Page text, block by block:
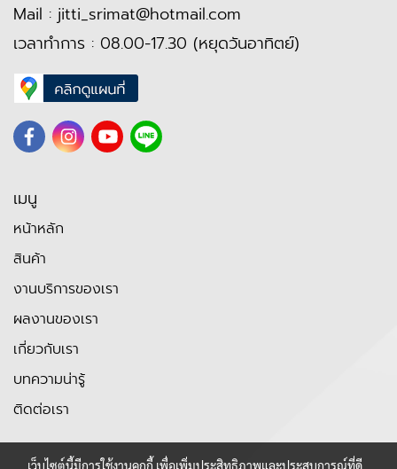
Mail : jitti_srimat@hotmail.com
เวลาทำการ : 08.00-17.30 (หยุดวันอาทิตย์)
เมนู
หน้าหลัก
สินค้า
งานบริการของเรา
ผลงานของเรา
เกี่ยวกับเรา
บทความน่ารู้
ติดต่อเรา
เว็บไซต์นี้มีการใช้งานคุกกี้ เพื่อเพิ่มประสิทธิภาพและประสบการณ์ที่ดี